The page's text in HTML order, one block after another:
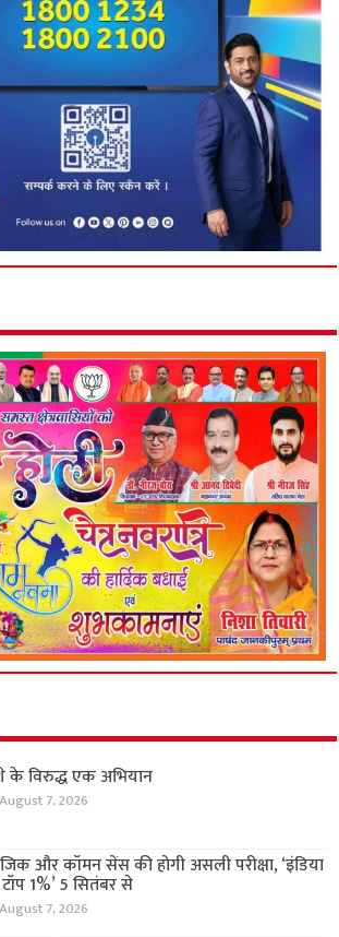
के विरुद्ध एक अभियान
August 7, 2026
और कॉमन सेंस की होगी असली परीक्षा, ‘इंडिया
1%’ 5 सितंबर से
August 7, 2026